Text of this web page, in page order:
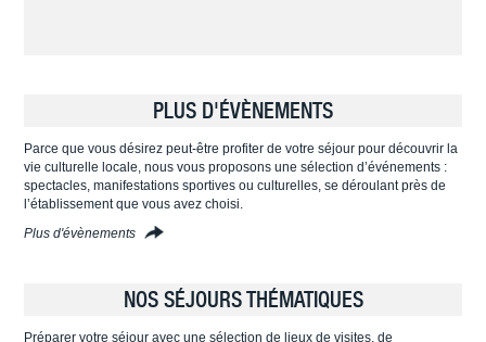
PLUS D'ÉVÈNEMENTS
Parce que vous désirez peut-être profiter de votre séjour pour découvrir la
vie culturelle locale, nous vous proposons une sélection d’événements :
spectacles, manifestations sportives ou culturelles, se déroulant près de
l’établissement que vous avez choisi.
Plus d'évènements
NOS SÉJOURS THÉMATIQUES
Préparer votre séjour avec une sélection de lieux de visites, de